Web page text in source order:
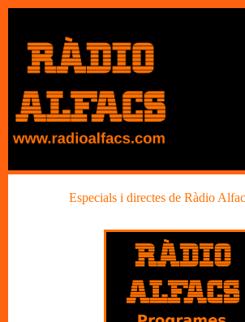
contingut
Especials i directes de Ràdio